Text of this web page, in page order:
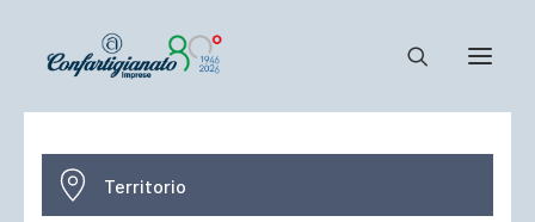
Notizie e Documenti
Confartigianato
Territorio